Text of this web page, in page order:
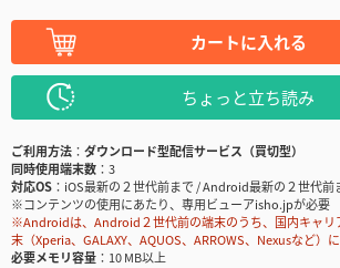
カートに入れる
ちょっと立ち読み
ご利用方法
ダウンロード型配信サービス（買切型）
同時使用端末数
3
対応OS
iOS最新の２世代前まで / Android最新の２世代前
※コンテンツの使用にあたり、専用ビューアisho.jpが必要
※Androidは、Android２世代前の端末のうち、国内キャリ
末（Xperia、GALAXY、AQUOS、ARROWS、Nexusなど）
必要メモリ容量
10 MB以上